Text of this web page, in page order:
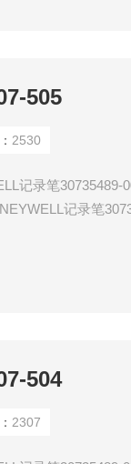
505
2530
记录笔30735489-
记录笔
504
2307